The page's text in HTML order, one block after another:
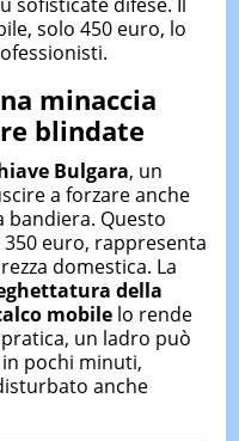
solo 450 euro, lo
minaccia
blindate
Bulgara, un
a forzare anche
Questo
euro, rappresenta
domestica. La
della
mobilelo rende
un ladro può
pochi minuti,
anche